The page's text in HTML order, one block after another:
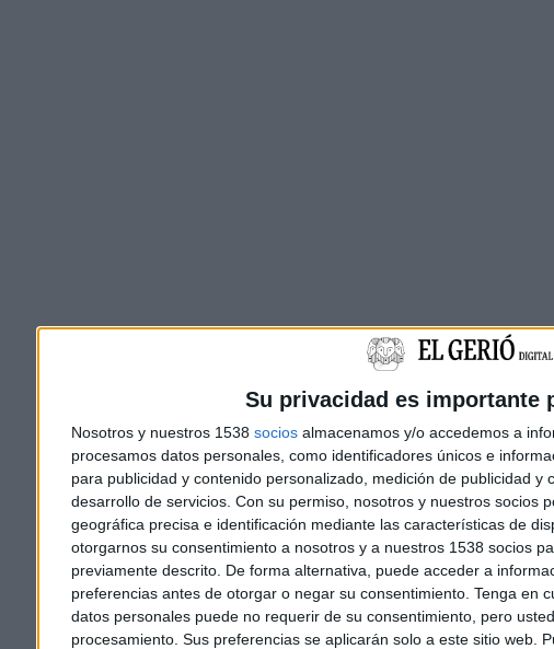
Su privacidad es importante
Nosotros y nuestros 1538 socios almacenamos y/o accedemos a
procesamos datos personales, como identificadores únicos e
para publicidad y contenido personalizado, medición de publicidad y
desarrollo de servicios. Con su permiso, nosotros y nuestros socios
geográfica precisa e identificación mediante las características de
otorgarnos su consentimiento a nosotros y a nuestros 1538 socios
previamente descrito. De forma alternativa, puede acceder a
preferencias antes de otorgar o negar su consentimiento. Tenga en
datos personales puede no requerir de su consentimiento, pero
procesamiento. Sus preferencias se aplicarán solo a este sitio web.